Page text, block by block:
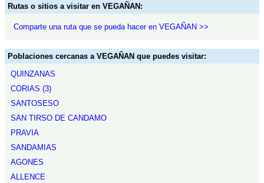
Rutas o sitios a visitar en VEGAÑAN:
Comparte una ruta que se pueda hacer en VEGAÑAN >>
Poblaciones cercanas a VEGAÑAN que puedes visitar:
QUINZANAS
CORIAS (3)
SANTOSESO
SAN TIRSO DE CANDAMO
PRAVIA
SANDAMIAS
AGONES
ALLENCE